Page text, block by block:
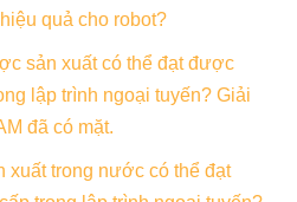
quả cho robot?
sản xuất có thể đạt được
lập trình ngoại tuyến? Giải
đã có mặt.
xuất trong nước có thể đạt